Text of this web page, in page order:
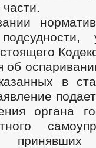
об
в
органа
принявших